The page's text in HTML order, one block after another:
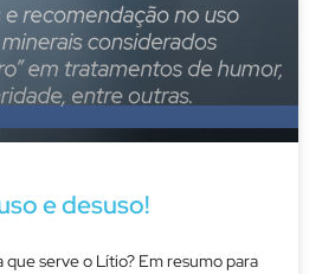
e desuso!
que serve o Lítio? Em resumo para